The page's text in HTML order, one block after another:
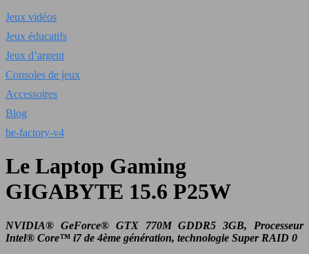
Jeux vidéos
Jeux éducatifs
Jeux d’argent
Consoles de jeux
Accessoires
Blog
be-factory-v4
Le Laptop Gaming
GIGABYTE 15.6 P25W
NVIDIA® GeForce® GTX
770M GDDR5 3GB, Processeur
Intel® Core™ i7 de 4ème génération, technologie Super RAID 0